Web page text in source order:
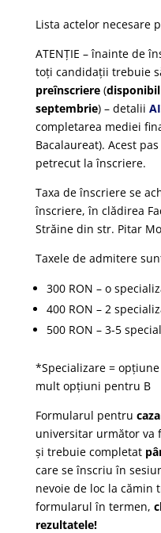
Lista actelor necesare
ATENȚIE – înainte de
toți candidații trebuie
preînscriere(disponibil
septembrie) – detalii
completarea mediei
Bacalaureat). Acest
petrecut la înscriere.
Taxa de înscriere se
înscriere, în clădirea
Străine din str. Pitar
Taxele de admitere
300 RON – o
400 RON – 2
500 RON – 3-5
*Specializare =
mult opțiuni pentru B
Formularul pentru
universitar următor va
și trebuie completat
care se înscriu în
nevoie de loc la cămin
formularul în termen,
rezultatele!